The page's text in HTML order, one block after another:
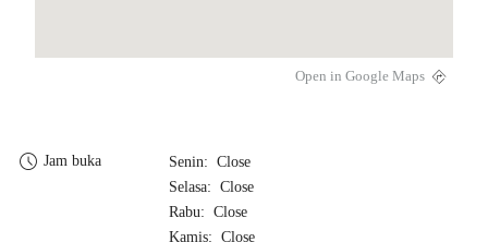
Open in Google Maps
Jam buka
Senin: Close
Selasa: Close
Rabu: Close
Kamis: Close